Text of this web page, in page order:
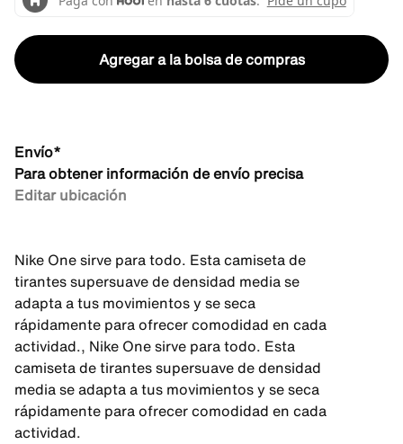
Agregar a la bolsa de compras
Envío*
Para obtener información de envío precisa
Editar ubicación
Nike One sirve para todo. Esta camiseta de
tirantes supersuave de densidad media se
adapta a tus movimientos y se seca
rápidamente para ofrecer comodidad en cada
actividad., Nike One sirve para todo. Esta
camiseta de tirantes supersuave de densidad
media se adapta a tus movimientos y se seca
rápidamente para ofrecer comodidad en cada
actividad.